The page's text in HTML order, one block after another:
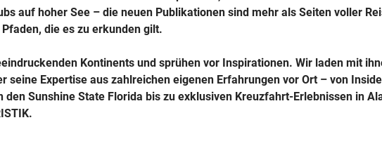
auf hoher See – die neuen Publikationen sind mehr als Seiten voller
die es zu erkunden gilt.
Kontinents und sprühen vor Inspirationen. Wir laden mit
seine Expertise aus zahlreichen eigenen Erfahrungen vor Ort – von
Sunshine State Florida bis zu exklusiven Kreuzfahrt-Erlebnissen in